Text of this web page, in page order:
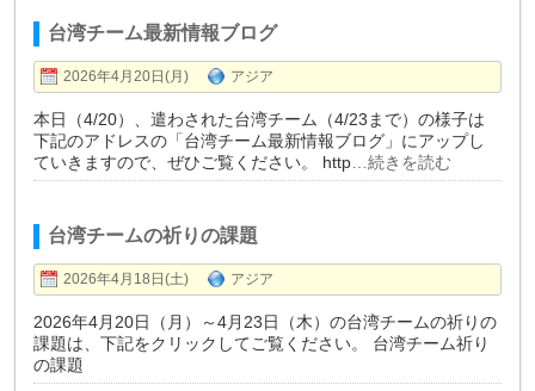
台湾チーム最新情報ブログ
2026年4月20日(月) アジア
本日（4/20）、遣わされた台湾チーム（4/23まで）の様子は
下記のアドレスの「台湾チーム最新情報ブログ」にアップし
ていきますので、ぜひご覧ください。 http …続きを読む
台湾チームの祈りの課題
2026年4月18日(土) アジア
2026年4月20日（月）～4月23日（木）の台湾チームの祈りの
課題は、下記をクリックしてご覧ください。 台湾チーム祈り
の課題